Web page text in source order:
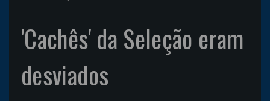
'Cachês' da Seleção eram
desviados